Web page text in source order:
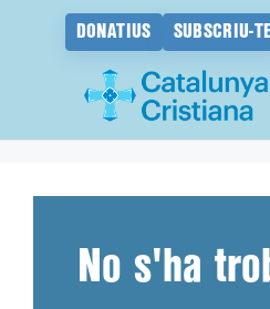
DONATIUS SUBSCRIU-
No s'ha